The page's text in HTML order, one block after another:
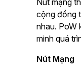
Nút mạng
cộng đồng
nhau. PoW
minh quá
Nút Mạng